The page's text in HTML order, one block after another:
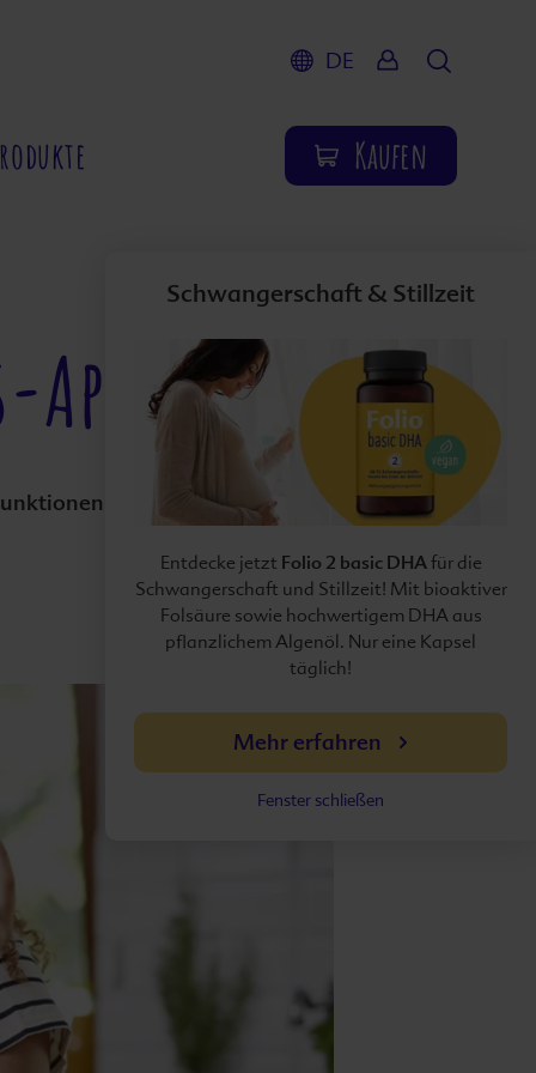
DE
Kaufen
und
Schwangerschaft & Stillzeit
Entdecke jetzt Folio 2 basic DHAfür die
Schwangerschaft und Stillzeit! Mit bioaktiver
Folsäure sowie hochwertigem DHA aus
pflanzlichem Algenöl. Nur eine Kapsel
täglich!
Mehr erfahren
Fenster schließen